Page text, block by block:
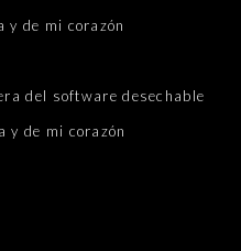
y de mi corazón
del software desechable
y de mi corazón